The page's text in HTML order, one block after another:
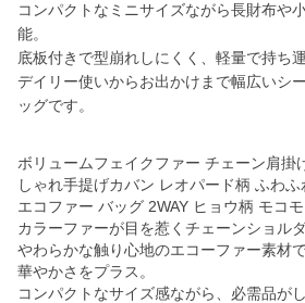
コンパクトなミニサイズながら長財布や
能。
底板付きで型崩れしにくく、軽量で持ち運
デイリー使いからお出かけまで幅広いシ
ッグです。
ボリュームフェイクファー チェーン肩掛
しゃれ手提げカバン レオパード柄 ふわ
エコファー バッグ 2WAY ヒョウ柄 モコ
カラーファーが目を惹くチェーンショルダ
やわらかな触り心地のエコーファー素材
華やかさをプラス。
コンパクトなサイズ感ながら、必需品が